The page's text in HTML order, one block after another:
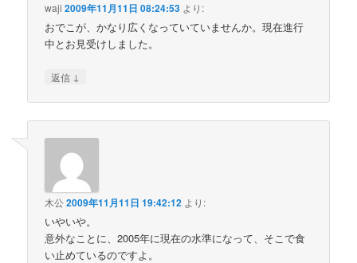
waji 2009年11月11日 08:24:53 より:
おでこが、かなり広くなっていていませんか。現在進行
中とお見受けしました。
返信 ↓
木公2009年11月11日 19:42:12 より:
いやいや。
意外なことに、2005年に現在の水準になって、そこで食
い止めているのですよ。